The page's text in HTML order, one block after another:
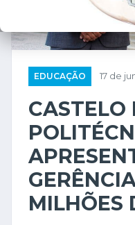
EDUCAÇÃO 17 de
CASTELO
MILHÕES